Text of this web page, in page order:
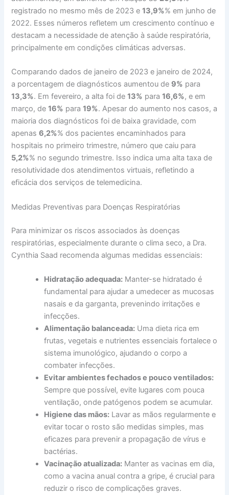
registrado no mesmo mês de 2023 e13,9%% em junho de
2022. Esses números refletem um crescimento contínuo e
destacam a necessidade de atenção à saúde respiratória,
principalmente em condições climáticas adversas.
Comparando dados de janeiro de 2023 e janeiro de 2024,
a porcentagem de diagnósticos aumentou de 9% para
13,3%. Em fevereiro, a alta foi de13% para16,6%, e em
março, de16% para19%. Apesar do aumento nos casos, a
maioria dos diagnósticos foi de baixa gravidade, com
apenas6,2%% dos pacientes encaminhados para
hospitais no primeiro trimestre, número que caiu para
5,2%% no segundo trimestre. Isso indica uma alta taxa de
resolutividade dos atendimentos virtuais, refletindo a
eficácia dos serviços de telemedicina.
Medidas Preventivas para Doenças Respiratórias
Para minimizar os riscos associados às doenças
respiratórias, especialmente durante o clima seco, a Dra.
Cynthia Saad recomenda algumas medidas essenciais:
Hidratação adequada: Manter-se hidratado é
fundamental para ajudar a umedecer as mucosas
nasais e da garganta, prevenindo irritações e
infecções.
Alimentação balanceada: Uma dieta rica em
frutas, vegetais e nutrientes essenciais fortalece o
sistema imunológico, ajudando o corpo a
combater infecções.
Evitar ambientes fechados e pouco ventilados:
Sempre que possível, evite lugares com pouca
ventilação, onde patógenos podem se acumular.
Higiene das mãos: Lavar as mãos regularmente e
evitar tocar o rosto são medidas simples, mas
eficazes para prevenir a propagação de vírus e
bactérias.
Vacinação atualizada: Manter as vacinas em dia,
como a vacina anual contra a gripe, é crucial para
reduzir o risco de complicações graves.